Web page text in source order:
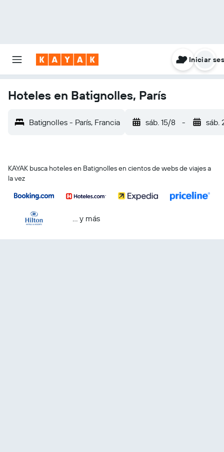
Iniciar
Hoteles en Batignolles, París
Batignolles - París, Francia sáb. 15/8 - sáb.
KAYAK busca hoteles en Batignolles en cientos de webs de viajes a
la vez
… y más